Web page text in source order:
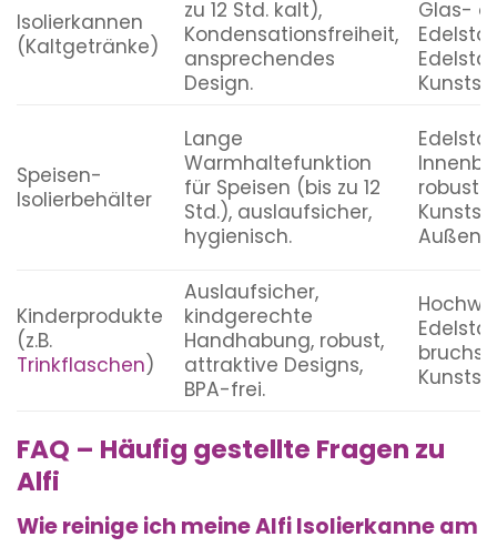
Isolierkannen
(Kaltgetränke)
zu 12 Std. kalt),
Kondensationsfreiheit,
ansprechendes
Design.
Glas-
Speisen-
Isolierbehälter
Lange
Warmhaltefunktion
für Speisen (bis zu 12
Std.), auslaufsicher,
hygienisch.
robuste
Kinderprodukte
(z.B.
Trinkflaschen)
Auslaufsicher,
kindgerechte
Handhabung, robust,
attraktive Designs,
BPA-frei.
FAQ – Häufig gestellte Fragen zu
Alfi
Wie reinige ich meine Alfi Isolierkanne am